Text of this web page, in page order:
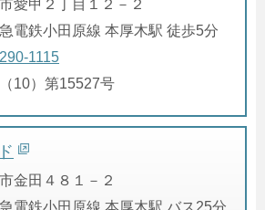
愛甲２丁目１２－２
電鉄小田原線 本厚木駅 徒歩5分
1115
10）第15527号
金田４８１－２
電鉄小田原線 本厚木駅 バス25分